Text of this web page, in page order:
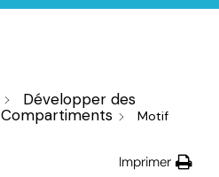
Développer des
Compartiments
Motif
Imprimer